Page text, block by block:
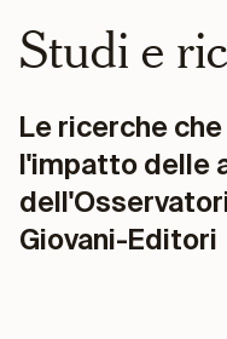
Studi e
Le ricerche
l'impatto delle
Giovani-Editori